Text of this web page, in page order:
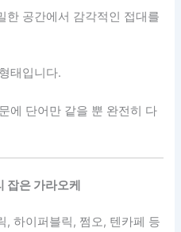
한 공간에서 감각적인 접대를
태입니다.
에 단어만 같을 뿐 완전히 다
잡은 가라오케
, 하이퍼블릭, 쩜오, 텐카페 등